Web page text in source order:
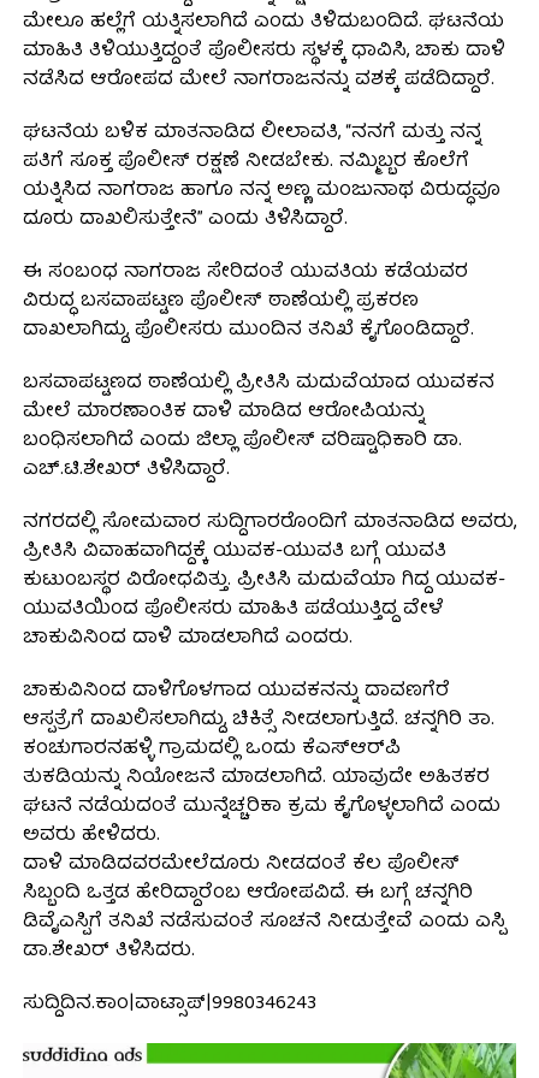
ಮೇಲೂ ಹಲ್ಲೆಗೆ ಯತ್ನಿಸಲಾಗಿದೆ ಎಂದು ತಿಳಿದುಬಂದಿದೆ. ಘಟನೆಯ
ಮಾಹಿತಿ ತಿಳಿಯುತ್ತಿದ್ದಂತೆ ಪೊಲೀಸರು ಸ್ಥಳಕ್ಕೆ ಧಾವಿಸಿ, ಚಾಕು ದಾಳಿ
ನಡೆಸಿದ ಆರೋಪದ ಮೇಲೆ ನಾಗರಾಜನನ್ನು ವಶಕ್ಕೆ ಪಡೆದಿದ್ದಾರೆ.
ಘಟನೆಯ ಬಳಿಕ ಮಾತನಾಡಿದ ಲೀಲಾವತಿ, “ನನಗೆ ಮತ್ತು ನನ್ನ
ಪತಿಗೆ ಸೂಕ್ತ ಪೊಲೀಸ್ ರಕ್ಷಣೆ ನೀಡಬೇಕು. ನಮ್ಮಿಬ್ಬರ ಕೊಲೆಗೆ
ಯತ್ನಿಸಿದ ನಾಗರಾಜ ಹಾಗೂ ನನ್ನ ಅಣ್ಣ ಮಂಜುನಾಥ ವಿರುದ್ಧವೂ
ದೂರು ದಾಖಲಿಸುತ್ತೇನೆ” ಎಂದು ತಿಳಿಸಿದ್ದಾರೆ.
ಈ ಸಂಬಂಧ ನಾಗರಾಜ ಸೇರಿದಂತೆ ಯುವತಿಯ ಕಡೆಯವರ
ವಿರುದ್ಧ ಬಸವಾಪಟ್ಟಣ ಪೊಲೀಸ್ ಠಾಣೆಯಲ್ಲಿ ಪ್ರಕರಣ
ದಾಖಲಾಗಿದ್ದು, ಪೊಲೀಸರು ಮುಂದಿನ ತನಿಖೆ ಕೈಗೊಂಡಿದ್ದಾರೆ.
ಬಸವಾಪಟ್ಟಣದ ಠಾಣೆಯಲ್ಲಿ ಪ್ರೀತಿಸಿ ಮದುವೆಯಾದ ಯುವಕನ
ಮೇಲೆ ಮಾರಣಾಂತಿಕ ದಾಳಿ ಮಾಡಿದ ಆರೋಪಿಯನ್ನು
ಬಂಧಿಸಲಾಗಿದೆ ಎಂದು ಜಿಲ್ಲಾ ಪೊಲೀಸ್ ವರಿಷ್ಟಾಧಿಕಾರಿ ಡಾ.
ಎಚ್.ಟಿ.ಶೇಖರ್ ತಿಳಿಸಿದ್ದಾರೆ.
ನಗರದಲ್ಲಿ ಸೋಮವಾರ ಸುದ್ದಿಗಾರರೊಂದಿಗೆ ಮಾತನಾಡಿದ ಅವರು,
ಪ್ರೀತಿಸಿ ವಿವಾಹವಾಗಿದ್ದಕ್ಕೆ ಯುವಕ-ಯುವತಿ ಬಗ್ಗೆ ಯುವತಿ
ಕುಟುಂಬಸ್ಥರ ವಿರೋಧವಿತ್ತು. ಪ್ರೀತಿಸಿ ಮದುವೆಯಾ ಗಿದ್ದ ಯುವಕ-
ಯುವತಿಯಿಂದ ಪೊಲೀಸರು ಮಾಹಿತಿ ಪಡೆಯುತ್ತಿದ್ದ ವೇಳೆ
ಚಾಕುವಿನಿಂದ ದಾಳಿ ಮಾಡಲಾಗಿದೆ ಎಂದರು.
ಚಾಕುವಿನಿಂದ ದಾಳಿಗೊಳಗಾದ ಯುವಕನನ್ನು ದಾವಣಗೆರೆ
ಆಸ್ಪತ್ರೆಗೆ ದಾಖಲಿಸಲಾಗಿದ್ದು, ಚಿಕಿತ್ಸೆ ನೀಡಲಾಗುತ್ತಿದೆ. ಚನ್ನಗಿರಿ ತಾ.
ಕಂಚುಗಾರನಹಳ್ಳಿ ಗ್ರಾಮದಲ್ಲಿ ಒಂದು ಕೆಎಸ್ಆರ್‌ಪಿ
ತುಕಡಿಯನ್ನು ನಿಯೋಜನೆ ಮಾಡಲಾಗಿದೆ. ಯಾವುದೇ ಅಹಿತಕರ
ಘಟನೆ ನಡೆಯದಂತೆ ಮುನ್ನೆಚ್ಚರಿಕಾ ಕ್ರಮ ಕೈಗೊಳ್ಳಲಾಗಿದೆ ಎಂದು
ಅವರು ಹೇಳಿದರು.
ದಾಳಿ ಮಾಡಿದವರಮೇಲೆದೂರು ನೀಡದಂತೆ ಕೆಲ ಪೊಲೀಸ್
ಸಿಬ್ಬಂದಿ ಒತ್ತಡ ಹೇರಿದ್ದಾರೆಂಬ ಆರೋಪವಿದೆ. ಈ ಬಗ್ಗೆ ಚನ್ನಗಿರಿ
ಡಿವೈಎಸ್ಪಿಗೆ ತನಿಖೆ ನಡೆಸುವಂತೆ ಸೂಚನೆ ನೀಡುತ್ತೇವೆ ಎಂದು ಎಸ್ಪಿ
ಡಾ.ಶೇಖರ್ ತಿಳಿಸಿದರು‌.
ಸುದ್ದಿದಿನ.ಕಾಂ|ವಾಟ್ಸಾಪ್|9980346243